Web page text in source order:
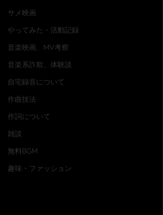
サメ映画
やってみた・活動記録
音楽映画、MV考察
音楽系詐欺、体験談
自宅録音について
作曲技法
作詞について
雑談
無料BGM
趣味・ファッション